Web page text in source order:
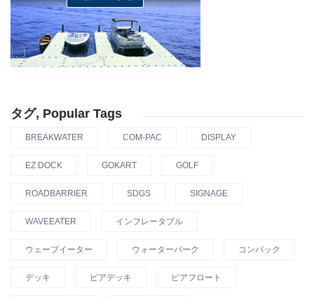
タグ, Popular Tags
BREAKWATER COM-PAC DISPLAY
EZ DOCK GOKART GOLF
ROADBARRIER SDGS SIGNAGE
WAVEEATER インフレータブル
ウェーブイーター ウォーターパーク コンパック
デッキ ピアデッキ ピアフロート